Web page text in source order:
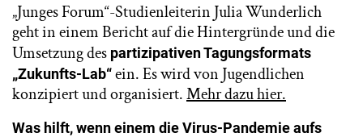
„Junges Forum“-Studienleiterin Julia Wunderlich
geht in einem Bericht auf die Hintergründe und die
Umsetzung des partizipativen Tagungsformats
„Zukunfts-Lab“ein. Es wird von Jugendlichen
konzipiert und organisiert.Mehr dazu hier.
Was hilft, wenn einem die Virus-Pandemie aufs